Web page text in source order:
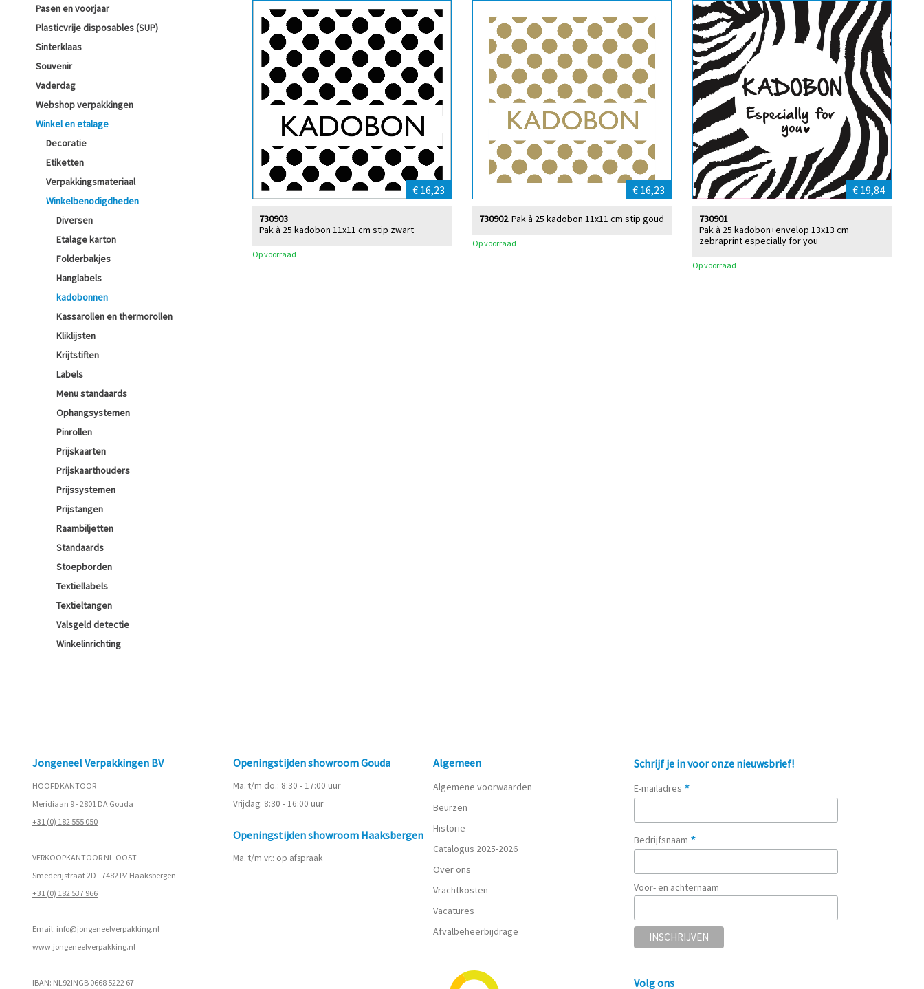
Pasen en voorjaar
Plasticvrije disposables (SUP)
Sinterklaas
Souvenir
Vaderdag
Webshop verpakkingen
Winkel en etalage
Decoratie
Etiketten
Verpakkingsmateriaal
Winkelbenodigdheden
Diversen
Etalage karton
Folderbakjes
Hanglabels
kadobonnen
Kassarollen en thermorollen
Kliklijsten
Krijtstiften
Labels
Menu standaards
Ophangsystemen
Pinrollen
Prijskaarten
Prijskaarthouders
Prijssystemen
Prijstangen
Raambiljetten
Standaards
Stoepborden
Textiellabels
Textieltangen
Valsgeld detectie
Winkelinrichting
€ 16,23
Pak à 25 kadobon 11x11 cm stip zwart
730903
Op voorraad
€ 16,23
Pak à 25 kadobon 11x11 cm stip goud
730902
Op voorraad
€ 19,84
Pak à 25 kadobon+envelop 13x13 cm
zebraprint especially for you
730901
Op voorraad
Jongeneel Verpakkingen BV
HOOFDKANTOOR
Meridiaan 9 - 2801 DA Gouda
+31 (0) 182 555 050
VERKOOPKANTOOR NL-OOST
Smederijstraat 2D - 7482 PZ Haaksbergen
+31 (0) 182 537 966
Email: info@jongeneelverpakking.nl
www.jongeneelverpakking.nl
IBAN: NL92INGB 0668 5222 67
Openingstijden showroom Gouda
Ma. t/m do.: 8:30 - 17:00 uur
Vrijdag: 8:30 - 16:00 uur
Openingstijden showroom Haaksbergen
Ma. t/m vr.: op afspraak
Algemeen
Algemene voorwaarden
Beurzen
Historie
Catalogus 2025-2026
Over ons
Vrachtkosten
Vacatures
Afvalbeheerbijdrage
Schrijf je in voor onze nieuwsbrief!
E-mailadres *
Bedrijfsnaam *
Voor- en achternaam
Volg ons